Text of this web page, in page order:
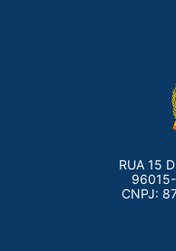
RUA 15
CNPJ: